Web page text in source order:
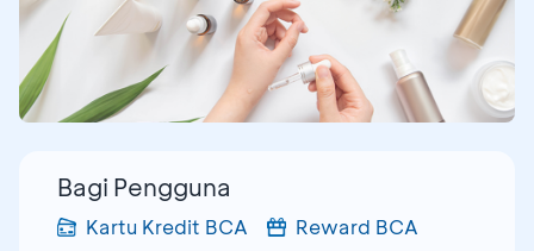
Bagi Pengguna
Kartu Kredit BCA Reward BCA